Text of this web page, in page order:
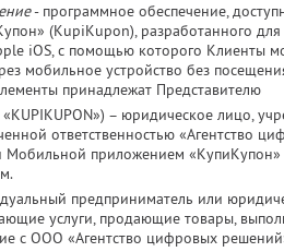
- программное обеспечение,
(KupiKupon), разработанного
iOS, с помощью которого Клиенты
мобильное устройство без
принадлежат Представителю
– юридическое лицо,
ответственностью «Агентство
Мобильной приложением
предприниматель или
услуги, продающие товары,
с ООО «Агентство цифровых